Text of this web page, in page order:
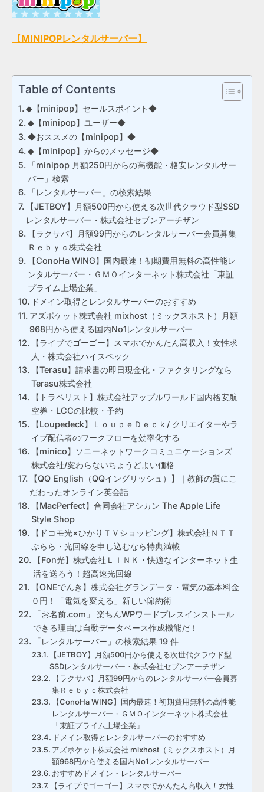
【MINIPOPレンタルサーバー】
Table of Contents
◆【minipop】セールスポイント◆
◆【minipop】ユーザー◆
◆おススメの【minipop】◆
◆【minipop】からのメッセージ◆
「minipop 月額250円からの高機能・格安レンタルサー
バー」検索
「レンタルサーバー」の検索結果
【JETBOY】月額500円から使える次世代クラウド型SSD
レンタルサーバー・株式会社セブンアーチザン
【ラクサバ】月額99円からのレンタルサーバー会員募集
Ｒｅｂｙｃ株式会社
【ConoHa WING】国内最速！初期費用無料の高性能レ
ンタルサーバー・ＧＭＯインターネット株式会社「東証
プライム上場企業」
ドメイン取得とレンタルサーバーのおすすめ
アズポケット株式会社 mixhost（ミックスホスト）月額
968円から使える国内No1レンタルサーバー
【ライブでゴーゴー】スマホでかんたん高収入！女性求
人・株式会社ハイスペック
【Terasu】請求書の即日現金化・ファクタリングなら
Terasu株式会社
【トラベリスト】株式会社アップルワールド国内格安航
空券・LCCの比較・予約
【Loupedeck】ＬｏｕｐｅＤｅｃｋ/ クリエイターやラ
イブ配信者のワークフローを効率化する
【minico】ソニーネットワークコミュニケーションズ
株式会社/変わらないちょうどよい価格
【QQ English（QQイングリッシュ）】｜教師の質にこ
だわったオンライン英会話
【MacPerfect】合同会社アシカン The Apple Life
Style Shop
【ドコモ光×ひかりＴＶショッピング】株式会社ＮＴＴ
ぷらら・光回線を申し込むなら特典満載
【Fon光】株式会社ＬＩＮＫ・快適なインターネット生
活を送ろう！超高速光回線
【ONEでんき】株式会社グランデータ・電気の基本料金
０円！「電気を変える」新しい節約術
「お名前.com」 楽ちんWPワードプレスインストール
できる理由は自動データベース作成機能だ！
「レンタルサーバー」の検索結果 19 件
【JETBOY】月額500円から使える次世代クラウド型
SSDレンタルサーバー・株式会社セブンアーチザン
【ラクサバ】月額99円からのレンタルサーバー会員募
集Ｒｅｂｙｃ株式会社
【ConoHa WING】国内最速！初期費用無料の高性能
レンタルサーバー・ＧＭＯインターネット株式会社
「東証プライム上場企業」
ドメイン取得とレンタルサーバーのおすすめ
アズポケット株式会社 mixhost（ミックスホスト）月
額968円から使える国内No1レンタルサーバー
おすすめドメイン・レンタルサーバー
【ライブでゴーゴー】スマホでかんたん高収入！女性